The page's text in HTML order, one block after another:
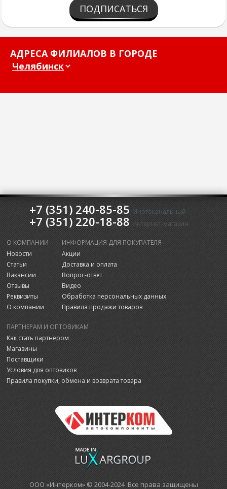
ПОДПИСАТЬСЯ
АДРЕСА ФИЛИАЛОВ В ГОРОДЕ
+7 (351) 240-85-85 Многоканальный
+7 (351) 220-18-88 Интернет-магазин
О КОМПАНИИ
Новости
Статьи
Вакансии
Отзывы
Реквизиты
О компании
ИНФОРМАЦИЯ ДЛЯ ПОКУПАТЕЛЯ
Акции
Доставка и оплата
Вопрос-ответ
Видео
Обработка персональных данных
Правила продажи товаров
ПАРТНЕРАМ И ОПТОВИКАМ
Как стать партнером
Магазины
Поставщики
Условия для оптовиков
Правила покупки, обмена и возврата товара
ООО «Интерком» © 2004-2024 Все права защищены